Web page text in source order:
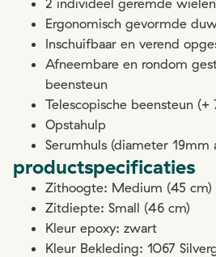
2 individeel geremde
Ergonomisch gevormde
Inschuifbaar en verend
Afneembare en rondom
beensteun
Telescopische beensteun (+
Opstahulp
Serumhuls (diameter 19mm
productspecificaties
Zithoogte: Medium (45 cm)
Zitdiepte: Small (46 cm)
Kleur epoxy: zwart
Kleur Bekleding: 1067